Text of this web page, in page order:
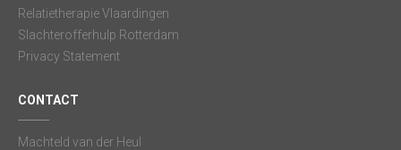
Relatietherapie Vlaardingen
Slachterofferhulp Rotterdam
Privacy Statement
CONTACT
Machteld van der Heul